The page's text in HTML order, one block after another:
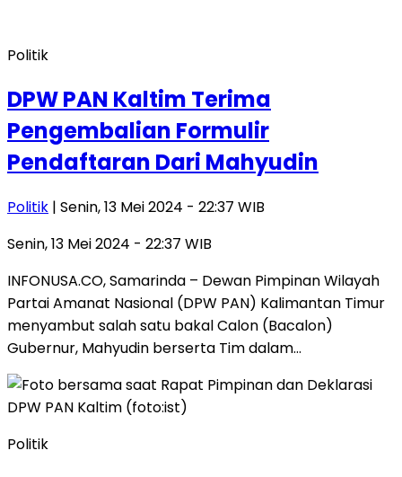
Politik
DPW PAN Kaltim Terima
Pengembalian Formulir
Pendaftaran Dari Mahyudin
Politik | Senin, 13 Mei 2024 - 22:37 WIB
Senin, 13 Mei 2024 - 22:37 WIB
INFONUSA.CO, Samarinda – Dewan Pimpinan Wilayah
Partai Amanat Nasional (DPW PAN) Kalimantan Timur
menyambut salah satu bakal Calon (Bacalon)
Gubernur, Mahyudin berserta Tim dalam…
Politik